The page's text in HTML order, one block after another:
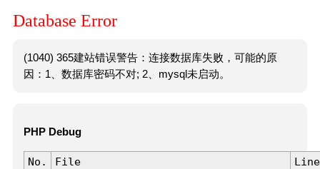
Database Error
(1040) 365建站错误警告：连接数据库失败，可能的原
因：1、数据库密码不对; 2、mysql未启动。
PHP Debug
No. File
Line